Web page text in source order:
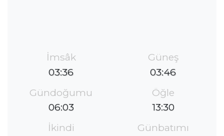
İmsâk
03:36
Güneş
03:46
Gündoğumu
06:03
Öğle
13:30
İkindi
Günbatımı